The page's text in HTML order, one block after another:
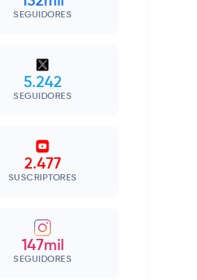
SEGUIDORES
5.242
SEGUIDORES
2.477
SUSCRIPTORES
147mil
SEGUIDORES